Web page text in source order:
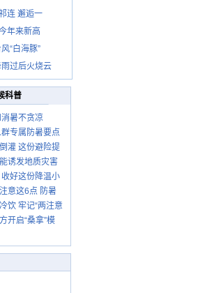
连 邂逅一
年来新高
“白海豚”
过后火烧云
科普
暑不贪凉
专属防暑要点
灌 这份避险提
诱发地质灾害
好这份降温小
意这6点 防暑
饮 牢记“两注意
开启“桑拿”模